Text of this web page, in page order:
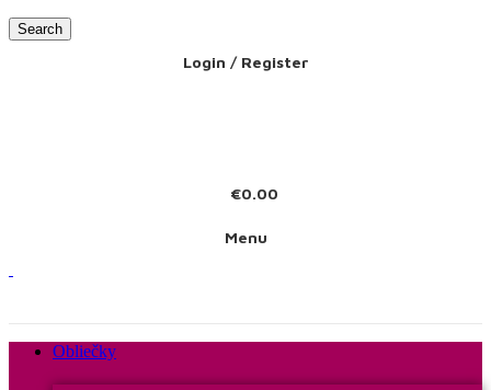
Search
Login / Register
€0.00
Menu
Obliečky